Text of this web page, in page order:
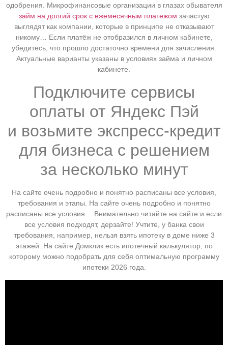
одобрения. Микрофинансовые организации в глазах обывателя
займ на долгий срок с ежемесячным платежом зачастую
выглядят как компании, которые в принципе не отказывают
никому… Если платёж не отобразился в личном кабинете,
убедитесь, что прошло достаточно времени для зачисления.
Актуальные варианты указаны в условиях займа и личном
кабинете.
Подключите сервисы
оплаты от Яндекс Пэй
и возьмите экспресс-кредит
для бизнеса с решением
за несколько минут
На сайте очень подробно и понятно расписаны все условия,
требования и этапы. На сайте очень подробно и понятно
расписаны все условия… Внимательно читайте на сайте и если
все условия подходят, дерзайте! Учтите, у банка свои
требования, например, нельзя взять ипотеку в доме ниже 3
этажей. На сайте Домклик есть ипотечный калькулятор, по
которому можно подобрать для себя оптимальную программу
ипотеки 2026 года.